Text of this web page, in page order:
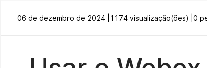
06 de dezembro de 2024 | 1174 visualização(ões) | 0